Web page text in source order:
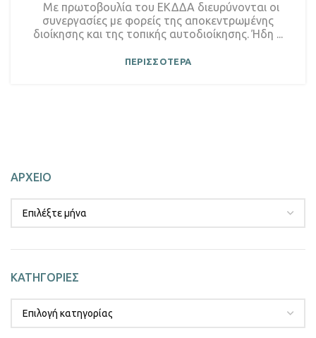
Με πρωτοβουλία του ΕΚΔΔΑ διευρύνονται οι
συνεργασίες με φορείς της αποκεντρωμένης
διοίκησης και της τοπικής αυτοδιοίκησης. Ήδη ...
ΠΕΡΙΣΣΟΤΕΡΑ
ΑΡΧΕΙΟ
ΚΑΤΗΓΟΡΙΕΣ